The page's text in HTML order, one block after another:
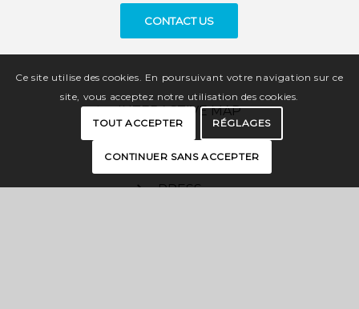
CONTACT US
INTERACTIVE MAP
BROCHURES
PRESS
Ce site utilise des cookies. En poursuivant votre navigation sur ce
site, vous acceptez notre utilisation des cookies.
TOUT ACCEPTER RÉGLAGES
CONTINUER SANS ACCEPTER